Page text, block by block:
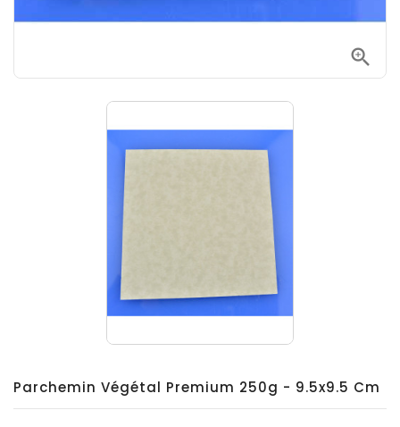

Parchemin Végétal Premium 250g - 9.5x9.5 Cm